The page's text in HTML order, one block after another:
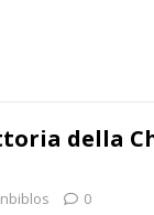
della
0